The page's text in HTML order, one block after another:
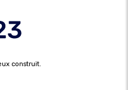
construit.